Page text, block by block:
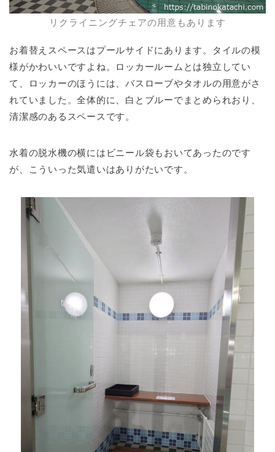
リクライニングチェアの用意もあります
お着替えスペースはプールサイドにあります。タイルの模
様がかわいいですよね。ロッカールームとは独立してい
て、ロッカーのほうには、バスローブやタオルの用意がさ
れていました。全体的に、白とブルーでまとめられおり、
清潔感のあるスペースです。
水着の脱水機の横にはビニール袋もおいてあったのです
が、こういった気遣いはありがたいです。